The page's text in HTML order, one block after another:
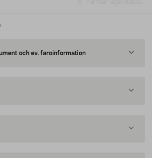
och ev. faroinformation